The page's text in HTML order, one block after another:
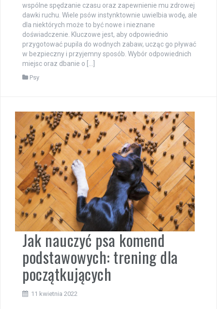
wspólne spędzanie czasu oraz zapewnienie mu zdrowej
dawki ruchu. Wiele psów instynktownie uwielbia wodę, ale
dla niektórych może to być nowe i nieznane
doświadczenie. Kluczowe jest, aby odpowiednio
przygotować pupila do wodnych zabaw, ucząc go pływać
w bezpieczny i przyjemny sposób. Wybór odpowiednich
miejsc oraz dbanie o […]
Psy
Jak nauczyć psa komend
podstawowych: trening dla
początkujących
11 kwietnia 2022